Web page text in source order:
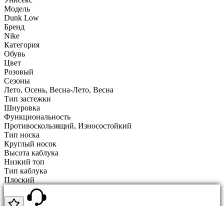
Модель
Dunk Low
Бренд
Nike
Категория
Обувь
Цвет
Розовый
Сезоны
Лето, Осень, Весна-Лето, Весна
Тип застежки
Шнуровка
Функциональность
Противоскользящий, Износостойкий
Тип носка
Круглый носок
Высота каблука
Низкий топ
Тип каблука
Плоский